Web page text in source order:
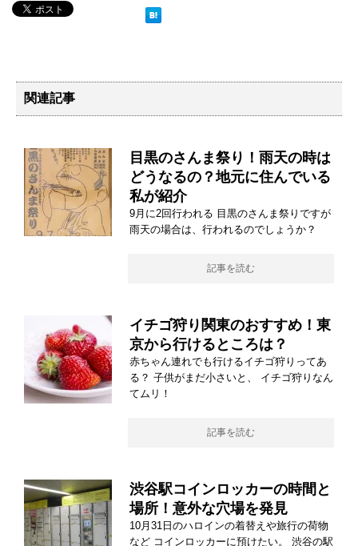
関連記事
目黒のさんま祭り！雨天の時は
どうなるの？地元に住んでいる
私が紹介
9月に2回行われる 目黒のさんま祭りですが
雨天の場合は、行われるのでしょうか？
記事を読む
イチゴ狩り関東のおすすめ！東
京から行けるところは？
赤ちゃん連れでも行けるイチゴ狩りってあ
る？ 子供がまだ小さいと、 イチゴ狩りなん
てムリ！
記事を読む
渋谷駅コインロッカーの時間と
場所！意外な穴場を発見
10月31日のハロインの着替えや旅行の荷物
など コインロッカーに預けたい。 渋谷の駅